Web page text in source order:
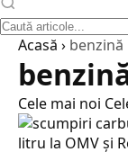
Acasă › benzină
Cele mai noi